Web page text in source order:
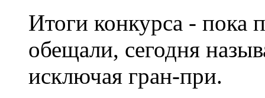
Итоги конкурса - пока
обещали, сегодня
исключая гран-при.